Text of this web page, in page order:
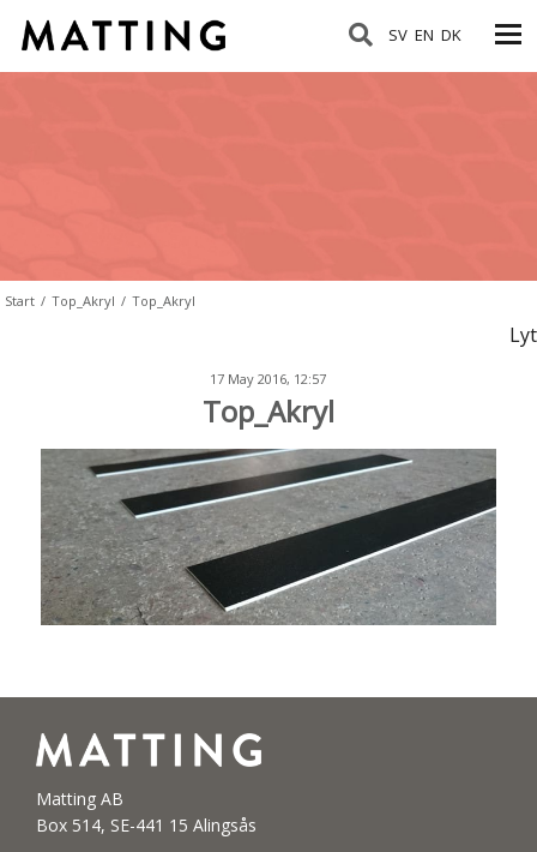
SV EN DK
Start / Top_Akryl / Top_Akryl
Lyt
17 May 2016, 12:57
Top_Akryl
Matting AB
Box 514, SE-441 15 Alingsås